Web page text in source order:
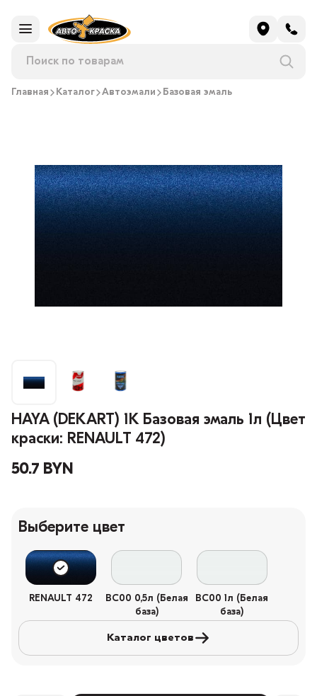
Главная Каталог Автоэмали Базовая эмаль
HAYA (DEKART) 1К Базовая эмаль 1л (Цвет
краски: RENAULT 472)
50.7 BYN
Выберите цвет
RENAULT 472
BC00 0,5л (Белая
база)
BC00 1л (Белая
база)
Каталог цветов